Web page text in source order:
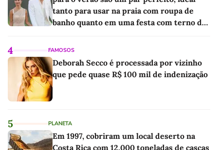
tanto para usar na praia com roupa de
banho quanto em uma festa com terno de
4 FAMOSOS
Deborah Secco é processada por vizinho
que pede quase R$ 100 mil de indenização
5 PLANETA
Em 1997, cobriram um local deserto na
Costa Rica com 12.000 toneladas de cascas